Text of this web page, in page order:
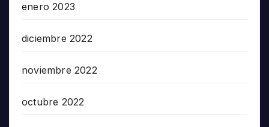
enero 2023
diciembre 2022
noviembre 2022
octubre 2022